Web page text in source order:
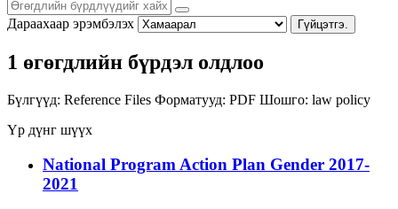
Дараахаар эрэмбэлэх Гүйцэтгэ.
1 өгөгдлийн бүрдэл олдлоо
Бүлгүүд: Reference Files Форматууд: PDF Шошго: law policy
Үр дүнг шүүх
National Program Action Plan Gender 2017-
2021